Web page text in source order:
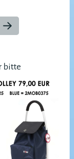
bitte